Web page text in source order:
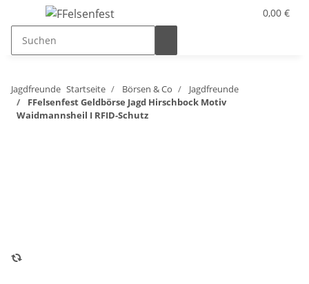
0,00 €
Jagdfreunde Startseite Börsen & Co
Jagdfreunde
FFelsenfest Geldbörse Jagd Hirschbock Motiv
Waidmannsheil I RFID-Schutz